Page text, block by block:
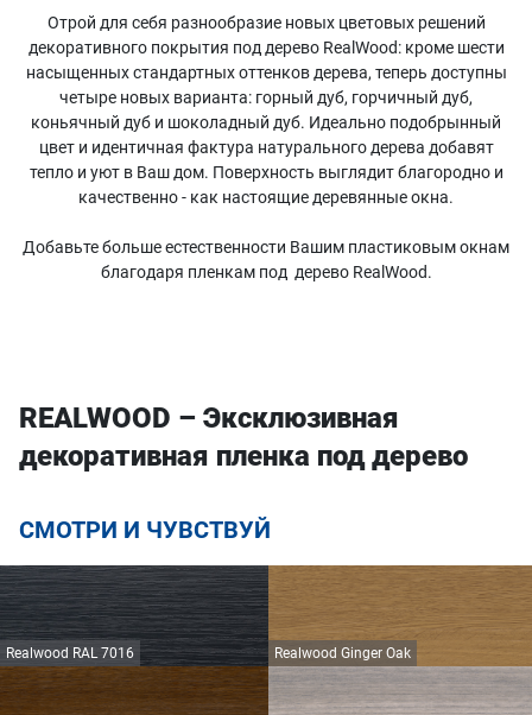
Отрой для себя разнообразие новых цветовых решений
декоративного покрытия под дерево RealWood: кроме шести
насыщенных стандартных оттенков дерева, теперь доступны
четыре новых варианта: горный дуб, горчичный дуб,
коньячный дуб и шоколадный дуб. Идеально подобрынный
цвет и идентичная фактура натурального дерева добавят
тепло и уют в Ваш дом. Поверхность выглядит благородно и
качественно - как настоящие деревянные окна.
Добавьте больше естественности Вашим пластиковым окнам
благодаря пленкам под дерево RealWood.
REALWOOD – Эксклюзивная
декоративная пленка под дерево
СМОТРИ И ЧУВСТВУЙ
Realwood RAL 7016 Realwood Ginger Oak